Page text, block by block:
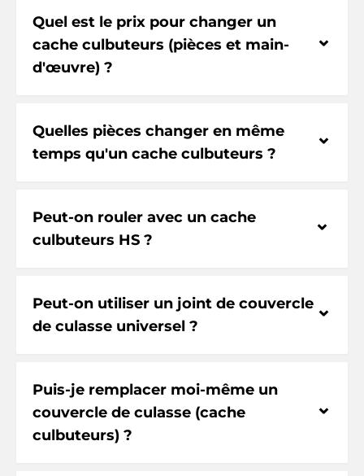
Quel est le prix pour changer un
cache culbuteurs (pièces et main-
d'œuvre) ?
⌃
Quelles pièces changer en même
temps qu'un cache culbuteurs ?
⌃
Peut-on rouler avec un cache
culbuteurs HS ?
⌃
Peut-on utiliser un joint de couvercle
de culasse universel ?
⌃
Puis-je remplacer moi-même un
couvercle de culasse (cache
culbuteurs) ?
⌃